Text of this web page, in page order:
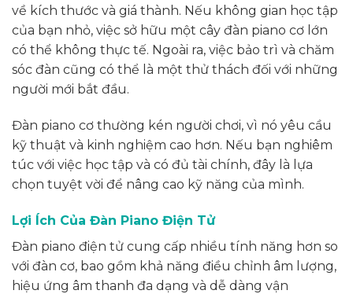
về kích thước và giá thành. Nếu không gian học tập
của bạn nhỏ, việc sở hữu một cây đàn piano cơ lớn
có thể không thực tế. Ngoài ra, việc bảo trì và chăm
sóc đàn cũng có thể là một thử thách đối với những
người mới bắt đầu.
Đàn piano cơ thường kén người chơi, vì nó yêu cầu
kỹ thuật và kinh nghiệm cao hơn. Nếu bạn nghiêm
túc với việc học tập và có đủ tài chính, đây là lựa
chọn tuyệt vời để nâng cao kỹ năng của mình.
Lợi Ích Của Đàn Piano Điện Tử
Đàn piano điện tử cung cấp nhiều tính năng hơn so
với đàn cơ, bao gồm khả năng điều chỉnh âm lượng,
hiệu ứng âm thanh đa dạng và dễ dàng vận